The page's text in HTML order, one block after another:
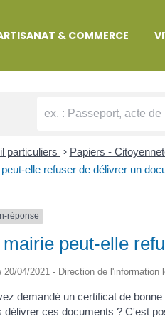
& COMMERCE
particuliers > Papiers -
elle refuser de délivrer un
réponse
peut-elle
20/04/2021 - Direction de
demandé un certificat de
délivrer ces documents ? C'est